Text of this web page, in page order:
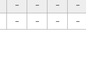
－ － － －
－ － － －